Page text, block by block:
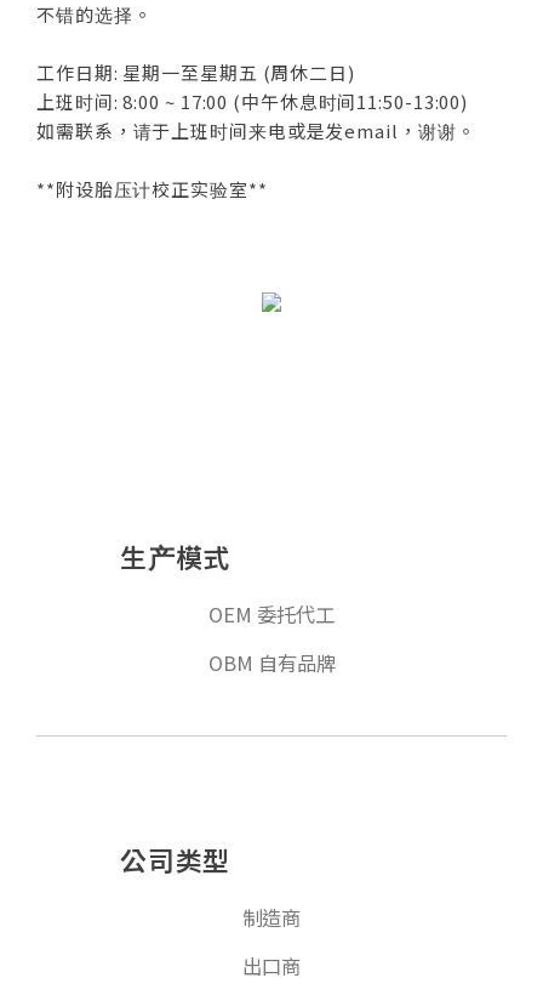
不错的选择。
工作日期: 星期一至星期五 (周休二日)
上班时间: 8:00 ~ 17:00 (中午休息时间11:50-13:00)
如需联系，请于上班时间来电或是发email，谢谢。
**附设胎压计校正实验室**
生产模式
OEM 委托代工
OBM 自有品牌
公司类型
制造商
出口商